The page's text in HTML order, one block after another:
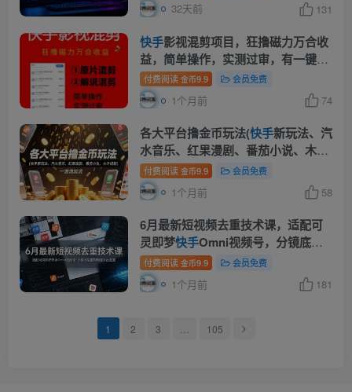
32天前 131
快手影视混剪项目，狂撸磁力万合收
益，简单操作，实测过审，有一键拍
同框，单日收益500+
付费阅读 金币9.9 会员免费
1个月前 74
各大平台撸金币玩法(快手新玩法、汽
水音乐、红果漫剧、番茄小说、木叶
短剧)，一波流玩法(收费398元的教
程)
付费阅读 金币9.9 会员免费
1个月前 58
6月最新短视频去重技术课，适配可
灵即梦快手Omni视频号，分镜底层
重构规避平台查重
付费阅读 金币9.9 会员免费
1个月前 181
1 2 3 105